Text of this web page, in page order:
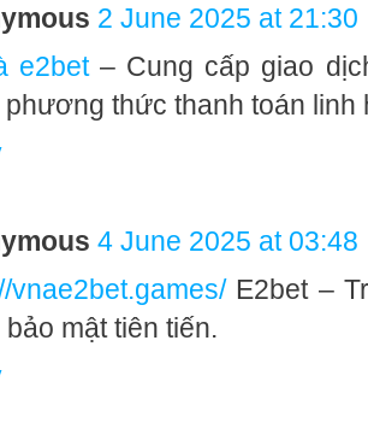
2 June 2025 at 21:30
e2bet– Cung cấp giao
phương thức thanh toán linh
4 June 2025 at 03:48
vnae2bet.games/E2bet –
mật tiên tiến.